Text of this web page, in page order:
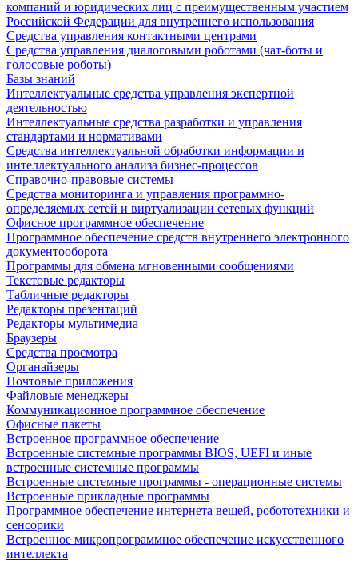
компаний и юридических лиц с преимущественным участием
Российской Федерации для внутреннего использования
Средства управления контактными центрами
Средства управления диалоговыми роботами (чат-боты и
голосовые роботы)
Базы знаний
Интеллектуальные средства управления экспертной
деятельностью
Интеллектуальные средства разработки и управления
стандартами и нормативами
Средства интеллектуальной обработки информации и
интеллектуального анализа бизнес-процессов
Справочно-правовые системы
Средства мониторинга и управления программно-
определяемых сетей и виртуализации сетевых функций
Офисное программное обеспечение
Программное обеспечение средств внутреннего электронного
документооборота
Программы для обмена мгновенными сообщениями
Текстовые редакторы
Табличные редакторы
Редакторы презентаций
Редакторы мультимедиа
Браузеры
Средства просмотра
Органайзеры
Почтовые приложения
Файловые менеджеры
Коммуникационное программное обеспечение
Офисные пакеты
Встроенное программное обеспечение
Встроенные системные программы BIOS, UEFI и иные
встроенные системные программы
Встроенные системные программы - операционные системы
Встроенные прикладные программы
Программное обеспечение интернета вещей, робототехники и
сенсорики
Встроенное микропрограммное обеспечение искусственного
интеллекта